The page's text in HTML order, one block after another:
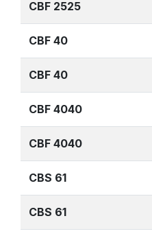
CBF 2525
CBF 40
CBF 40
CBF 4040
CBF 4040
CBS 61
CBS 61